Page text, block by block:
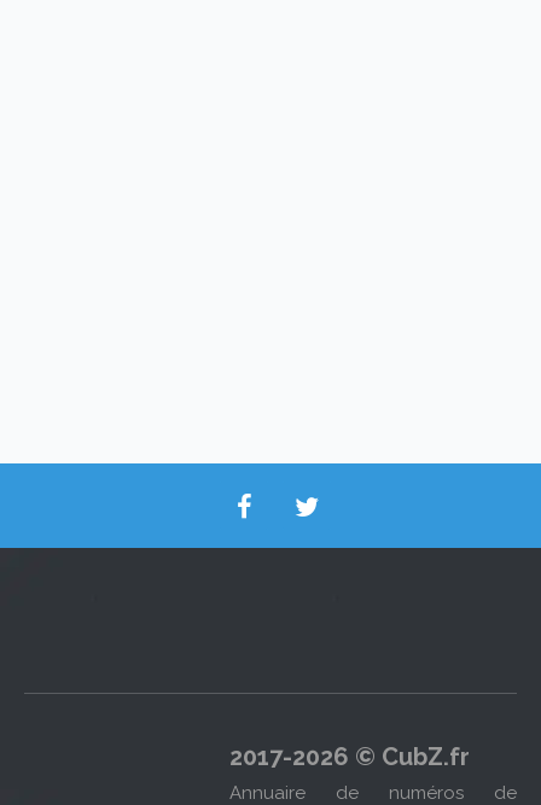
2017-2026 © CubZ.fr
Annuaire de numéros de